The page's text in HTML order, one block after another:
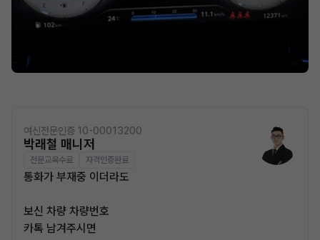
여신전문인증 10-00013200
박래철 매니저
전문교육수료 자격인증완료
통화가 부재중 이더라도
보신 차량 차량번호
카톡 남겨주시면